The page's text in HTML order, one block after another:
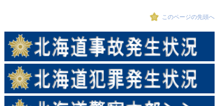
このページの先頭へ